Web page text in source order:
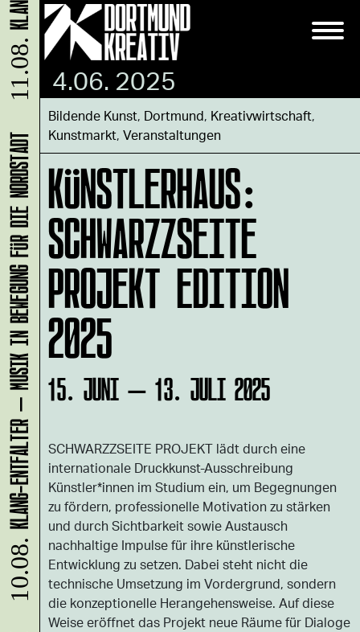
4.06. 2025
Bildende Kunst, Dortmund, Kreativwirtschaft,
Kunstmarkt, Veranstaltungen
KÜNSTLERHAUS:
SCHWARZZSEITE
PROJEKT EDITION
2025
15. JUNI – 13. JULI 2025
SCHWARZZSEITE PROJEKT lädt durch eine
internationale Druckkunst-Ausschreibung
Künstler*innen im Studium ein, um Begegnungen
zu fördern, professionelle Motivation zu stärken
und durch Sichtbarkeit sowie Austausch
nachhaltige Impulse für ihre künstlerische
Entwicklung zu setzen. Dabei steht nicht die
technische Umsetzung im Vordergrund, sondern
die konzeptionelle Herangehensweise. Auf diese
Weise eröffnet das Projekt neue Räume für Dialoge
10.08.
KLANG-ENTFALTER – MUSIK IN BEWEGUNG FÜR DIE NORDSTADT
11.08.